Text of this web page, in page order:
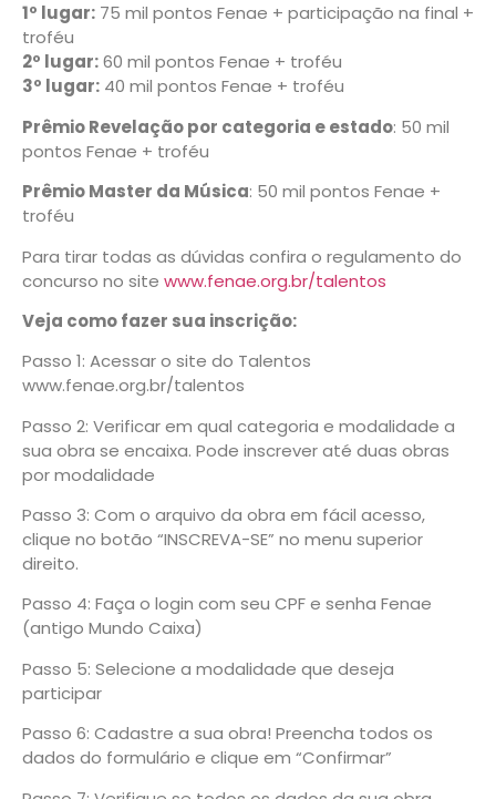
1º lugar: 75 mil pontos Fenae + participação na final +
troféu
2º lugar:60 mil pontos Fenae + troféu
3º lugar: 40 mil pontos Fenae + troféu
Prêmio Revelação por categoria e estado: 50 mil
pontos Fenae + troféu
Prêmio Master da Música: 50 mil pontos Fenae +
troféu
Para tirar todas as dúvidas confira o regulamento do
concurso no site www.fenae.org.br/talentos
Veja como fazer sua inscrição:
Passo 1: Acessar o site do Talentos
www.fenae.org.br/talentos
Passo 2: Verificar em qual categoria e modalidade a
sua obra se encaixa. Pode inscrever até duas obras
por modalidade
Passo 3: Com o arquivo da obra em fácil acesso,
clique no botão “INSCREVA-SE” no menu superior
direito.
Passo 4: Faça o login com seu CPF e senha Fenae
(antigo Mundo Caixa)
Passo 5: Selecione a modalidade que deseja
participar
Passo 6: Cadastre a sua obra! Preencha todos os
dados do formulário e clique em “Confirmar”